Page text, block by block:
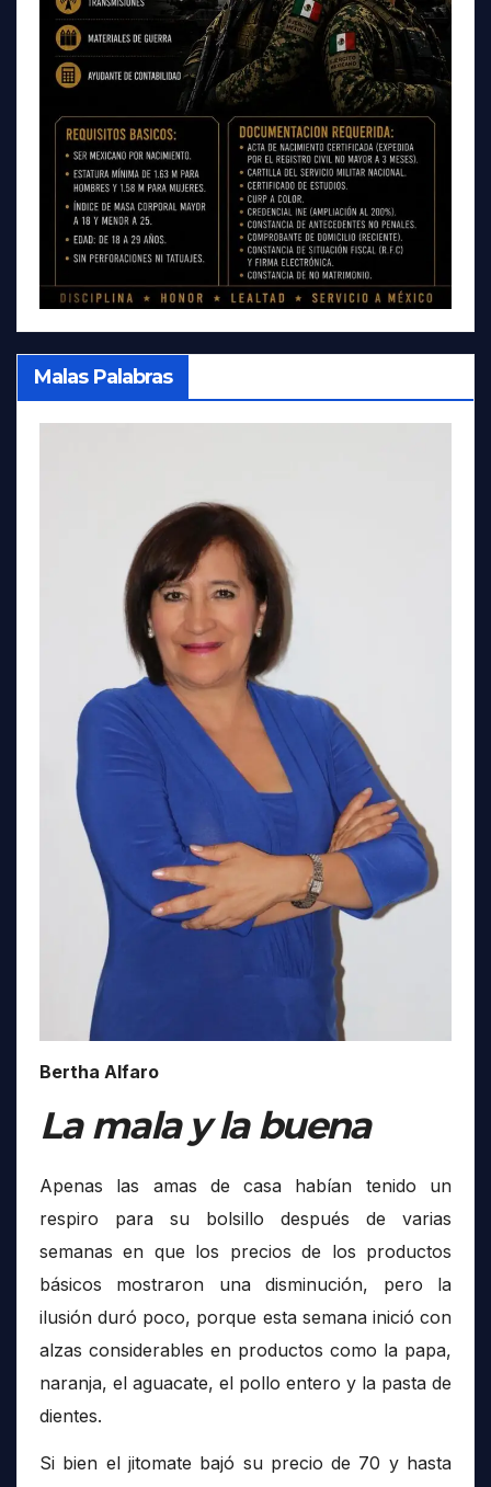
Malas Palabras
Bertha Alfaro
La mala y la buena
Apenas las amas de casa habían tenido un
respiro para su bolsillo después de varias
semanas en que los precios de los productos
básicos mostraron una disminución, pero la
ilusión duró poco, porque esta semana inició con
alzas considerables en productos como la papa,
naranja, el aguacate, el pollo entero y la pasta de
dientes.
Si bien el jitomate bajó su precio de 70 y hasta